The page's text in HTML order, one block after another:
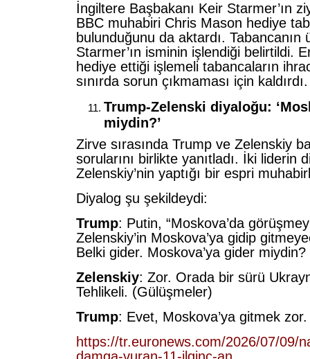
İngiltere Başbakanı Keir Starmer’ın
BBC muhabiri Chris Mason hediye
bulunduğunu da aktardı. Tabancanın
Starmer’ın isminin işlendiği belirtildi.
hediye ettiği işlemeli tabancaların
sınırda sorun çıkmaması için kaldırdı.
Trump-Zelenski diyaloğu:
miydin?’
Zirve sırasında Trump ve Zelenskiy
sorularını birlikte yanıtladı. İki liderin
Zelenskiy’nin yaptığı bir espri
Diyalog şu şekildeydi:
Trump: Putin, “Moskova’da
Zelenskiy’in Moskova’ya gidip
Belki gider. Moskova’ya gider miydin?
Zelenskiy: Zor. Orada bir sürü
Tehlikeli. (Gülüşmeler)
Trump: Evet, Moskova’ya gitmek zor.
https://tr.euronews.com/2026/07/09/